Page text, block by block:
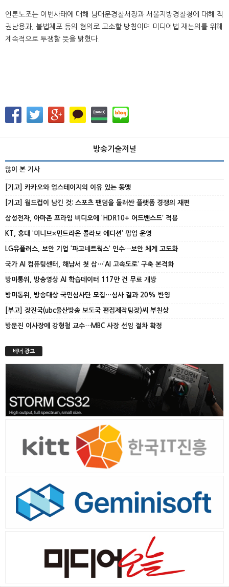
언론노조는 이번사태에 대해 남대문경찰서장과 서울지방경찰청에 대해 직
권남용과, 불법체포 등의 혐의로 고소할 방침이며 미디어법 재논의를 위해
계속적으로 투쟁할 뜻을 밝혔다.
방송기술저널
많이 본 기사
[기고] 카카오와 업스테이지의 이유 있는 동맹
[기고] 월드컵이 남긴 것: 스포츠 팬덤을 둘러싼 플랫폼 경쟁의 재편
삼성전자, 아마존 프라임 비디오에 ‘HDR10+ 어드밴스드’ 적용
KT, 홍대 ‘미니브×민트라온 콜라보 에디션’ 팝업 운영
LG유플러스, 보안 기업 ‘파고네트웍스’ 인수…보안 체계 고도화
국가 AI 컴퓨팅센터, 해남서 첫 삽…‘AI 고속도로’ 구축 본격화
방미통위, 방송영상 AI 학습데이터 117만 건 무료 개방
방미통위, 방송대상 국민심사단 모집…심사 결과 20% 반영
[부고] 장진국(ubc울산방송 보도국 편집제작팀장)씨 부친상
방문진 이사장에 강형철 교수…MBC 사장 선임 절차 확정
배너 광고